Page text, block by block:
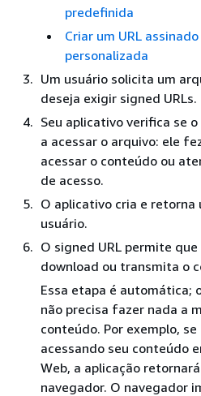
predefinida
Criar um URL
personalizada
Um usuário solicita um
deseja exigir signed URLs.
Seu aplicativo verifica se
a acessar o arquivo: ele
acessar o conteúdo ou
de acesso.
O aplicativo cria e retorna
usuário.
O signed URL permite
download ou transmita o
Essa etapa é automática;
não precisa fazer nada a
conteúdo. Por exemplo,
acessando seu conteúdo
Web, a aplicação
navegador. O navegador